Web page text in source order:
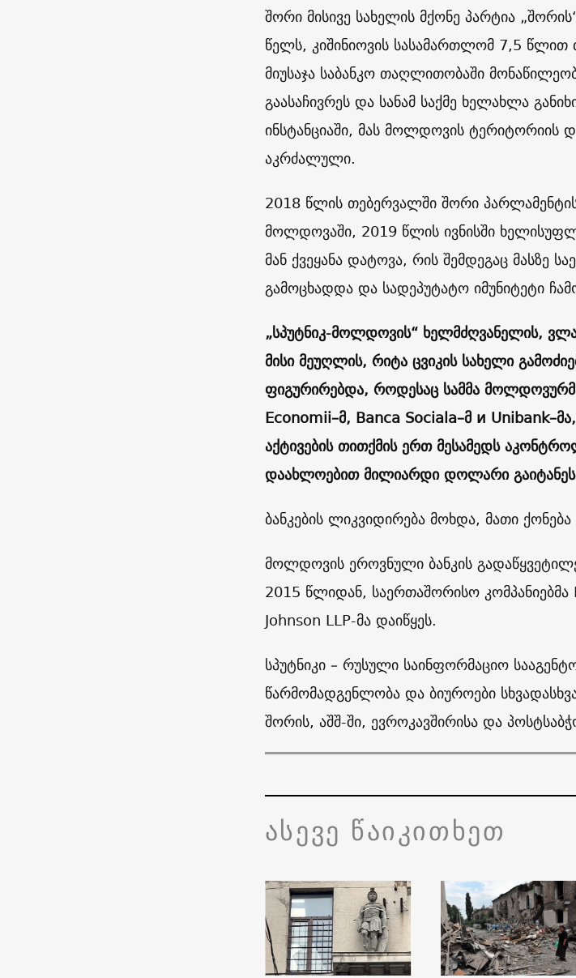
შორი მისივე სახელის მქონე პარტია
წელს, კიშინიოვის სასამართლომ 7,5 წლით
მიუსაჯა საბანკო თაღლითობაში
გაასაჩივრეს და სანამ საქმე ხელახლა
ინსტანციაში, მას მოლდოვის ტერიტორიის
აკრძალული.
2018 წლის თებერვალში შორი
მოლდოვაში, 2019 წლის ივნისში
მან ქვეყანა დატოვა, რის შემდეგაც მასზე
გამოცხადდა და სადეპუტატო იმუნიტეტი
„სპუტნიკ-მოლდოვის“ ხელმძღვანელის,
მისი მეუღლის, რიტა ცვიკის სახელი
ფიგურირებდა, როდესაც სამმა
Economii–მ, Banca Sociala–მи Unibank–
აქტივების თითქმის ერთ მესამედს
დაახლოებით მილიარდი დოლარი გაიტანეს
ბანკების ლიკვიდირება მოხდა, მათი ქონება
მოლდოვის ეროვნული ბანკის
2015 წლიდან, საერთაშორისო კომპანიებმა
Johnson LLP-მა დაიწყეს.
სპუტნიკი – რუსული საინფორმაციო
წარმომადგენლობა და ბიუროები
შორის, აშშ-ში, ევროკავშირისა და
ასევე წაიკითხეთ